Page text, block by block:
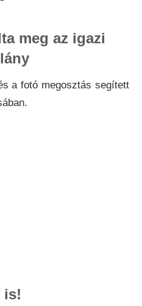
meg az igazi
a fotó megosztás segített
is!